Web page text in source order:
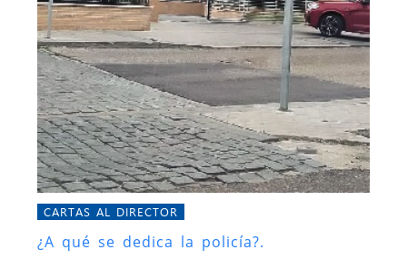
CARTAS AL DIRECTOR
¿A qué se dedica la policía?.